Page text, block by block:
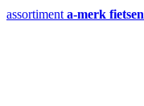
assortiment a-merk fietsen